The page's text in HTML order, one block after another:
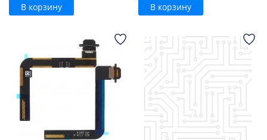
В корзину В корзину